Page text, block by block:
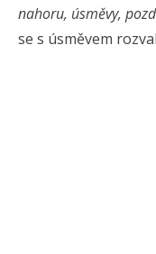
nahoru, úsměvy,
se s úsměvem